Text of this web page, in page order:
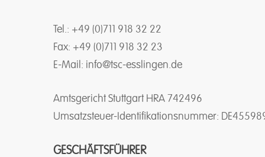
Tel.: +49 (0)711 918 32 22
Fax: +49 (0)711 918 32 23
E-Mail: info@tsc-esslingen.de
Amtsgericht Stuttgart HRA 742496
Umsatzsteuer-Identifikationsnummer:
GESCHÄFTSFÜHRER